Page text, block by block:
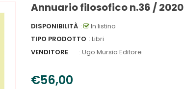
Annuario filosofico n.36 / 2020
DISPONIBILITÀ :
In listino
TIPO PRODOTTO : Libri
VENDITORE
: Ugo Mursia Editore
€56,00